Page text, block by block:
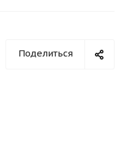
Поделиться